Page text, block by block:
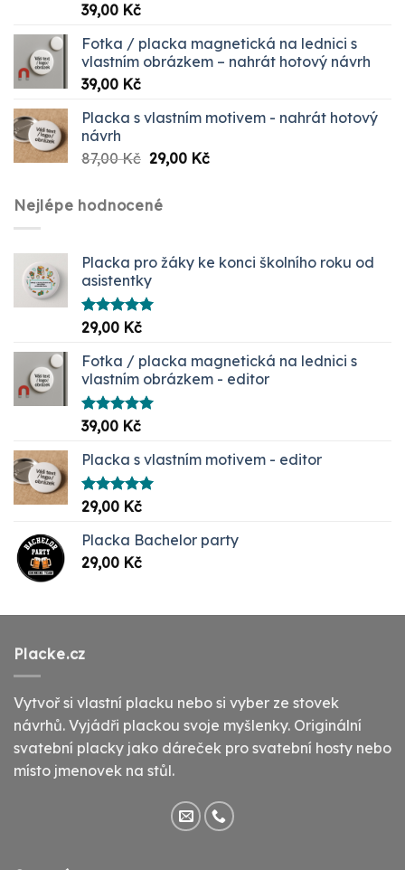
Hodnocení
5.00
39,00 Kč
Fotka / placka magnetická na lednici s
vlastním obrázkem – nahrát hotový návrh
39,00 Kč
Placka s vlastním motivem - nahrát hotový
návrh
87,00Kč Původní
byla:
87,00 Kč.
29,00 KčAktuální
Nejlépe hodnocené
Placka pro žáky ke konci školního roku od
asistentky
Hodnocení
5.00
29,00 Kč
Fotka / placka magnetická na lednici s
vlastním obrázkem - editor
Hodnocení
5.00
39,00 Kč
Placka s vlastním motivem - editor
Hodnocení
5.00
29,00 Kč
Placka Bachelor party
29,00 Kč
Placke.cz
Vytvoř si vlastní placku nebo si vyber ze stovek
návrhů. Vyjádři plackou svoje myšlenky. Originální
svatební placky jako dáreček pro svatební hosty nebo
místo jmenovek na stůl.